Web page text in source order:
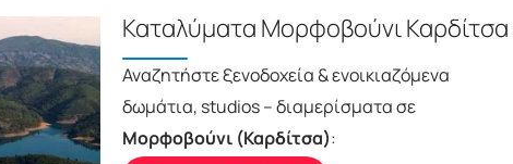
Καταλύματα Μορφοβούνι Καρδίτσα
Αναζητήστε ξενοδοχεία & ενοικιαζόμενα
δωμάτια, studios – διαμερίσματα σε
Μορφοβούνι (Καρδίτσα):